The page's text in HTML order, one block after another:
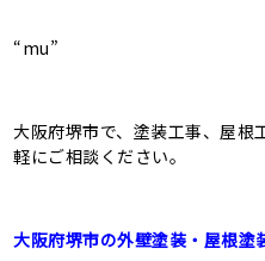
“mu”
大阪府堺市で、塗装工事、屋根
軽にご相談ください。
大阪府堺市の外壁塗装・屋根塗